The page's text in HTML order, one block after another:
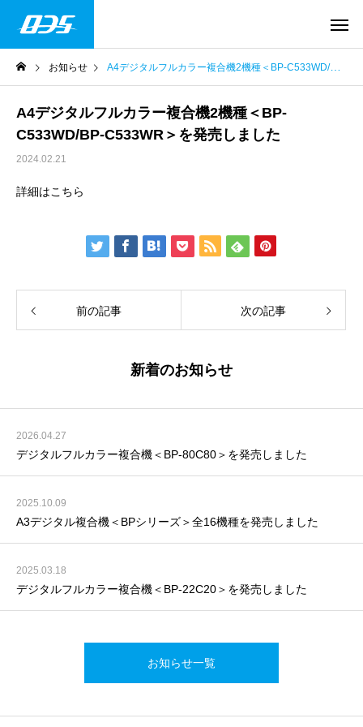
お知らせ A4デジタルフルカラー複合機2機種＜BP-C533WD/BP-C533WR＞を発売しました
A4デジタルフルカラー複合機2機種＜BP-
C533WD/BP-C533WR＞を発売しました
2024.02.21
詳細はこちら
前の記事 次の記事
新着のお知らせ
2026.04.27
デジタルフルカラー複合機＜BP-80C80＞を発売しました
2025.10.09
A3デジタル複合機＜BPシリーズ＞全16機種を発売しました
2025.03.18
デジタルフルカラー複合機＜BP-22C20＞を発売しました
お知らせ一覧